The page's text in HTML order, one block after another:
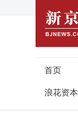
首页
浪花资本